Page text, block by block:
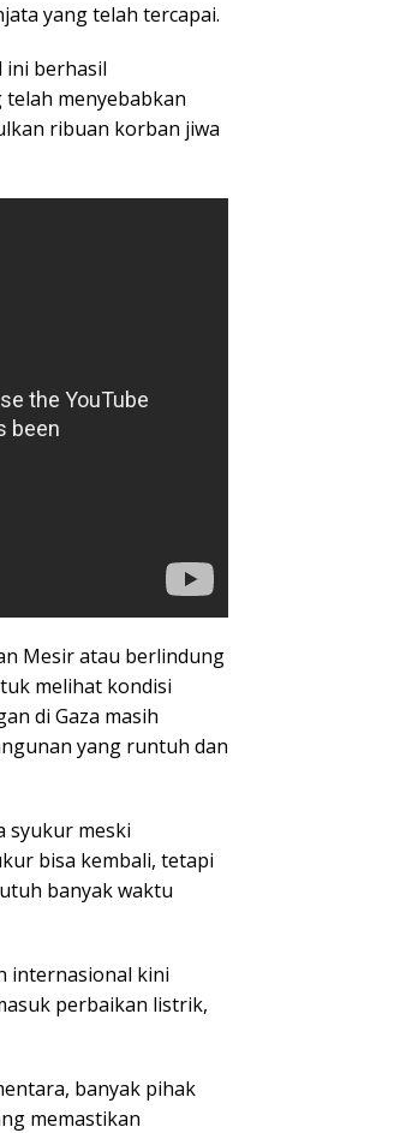
yang telah tercapai.
ini berhasil
menyebabkan
ribuan korban jiwa
Mesir atau berlindung
melihat kondisi
di Gaza masih
yang runtuh dan
syukur meski
bisa kembali, tetapi
banyak waktu
internasional kini
perbaikan listrik,
banyak pihak
memastikan